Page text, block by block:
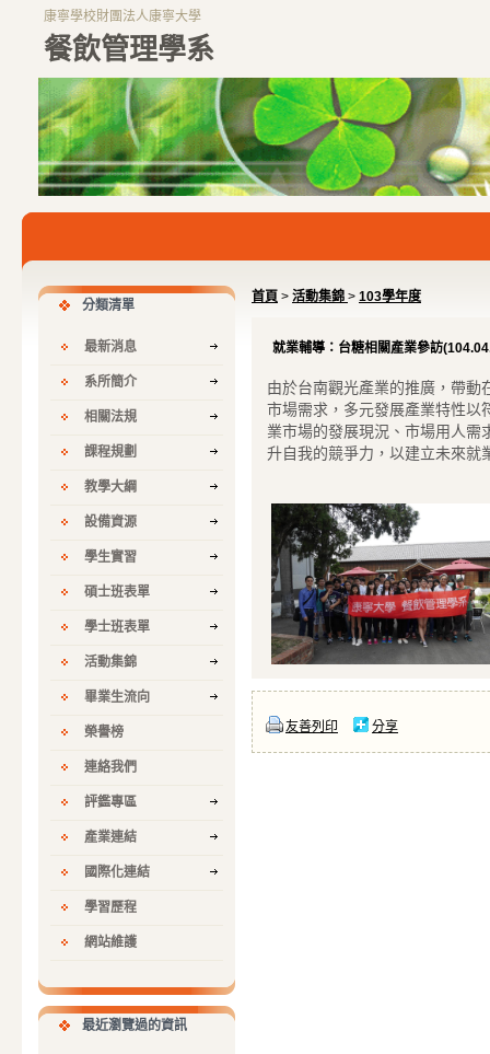
餐飲管理學系
康寧學校財團法人康寧大學
分類清單
最新消息
系所簡介
相關法規
課程規劃
教學大綱
設備資源
學生實習
碩士班表單
學士班表單
活動集錦
畢業生流向
榮譽榜
連絡我們
評鑑專區
產業連結
國際化連結
學習歷程
網站維護
最近瀏覽過的資訊
首頁 > 活動集錦 > 103學年度
就業輔導：台糖相關產業參訪
由於台南觀光產業的推廣，帶動
市場需求，多元發展產業特性以
業市場的發展現況、市場用人需
升自我的競爭力，以建立未來就
友善列印 分享